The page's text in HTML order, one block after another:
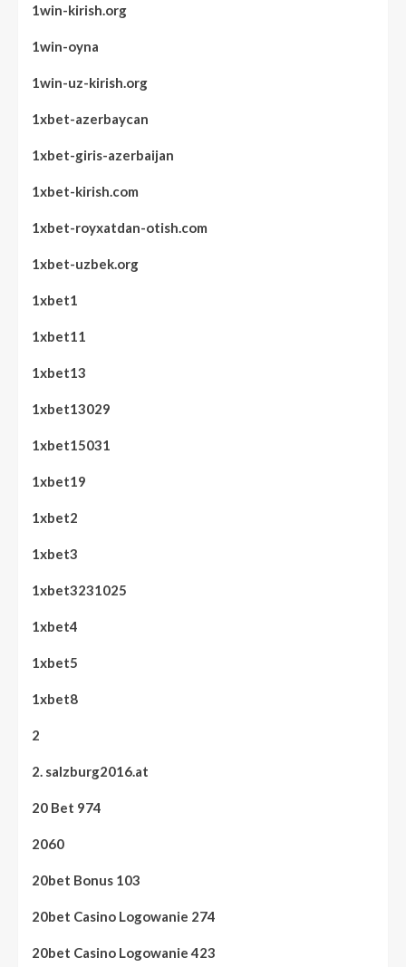
1win-kirish.org
1win-oyna
1win-uz-kirish.org
1xbet-azerbaycan
1xbet-giris-azerbaijan
1xbet-kirish.com
1xbet-royxatdan-otish.com
1xbet-uzbek.org
1xbet1
1xbet11
1xbet13
1xbet13029
1xbet15031
1xbet19
1xbet2
1xbet3
1xbet3231025
1xbet4
1xbet5
1xbet8
2
2. salzburg2016.at
20 Bet 974
2060
20bet Bonus 103
20bet Casino Logowanie 274
20bet Casino Logowanie 423